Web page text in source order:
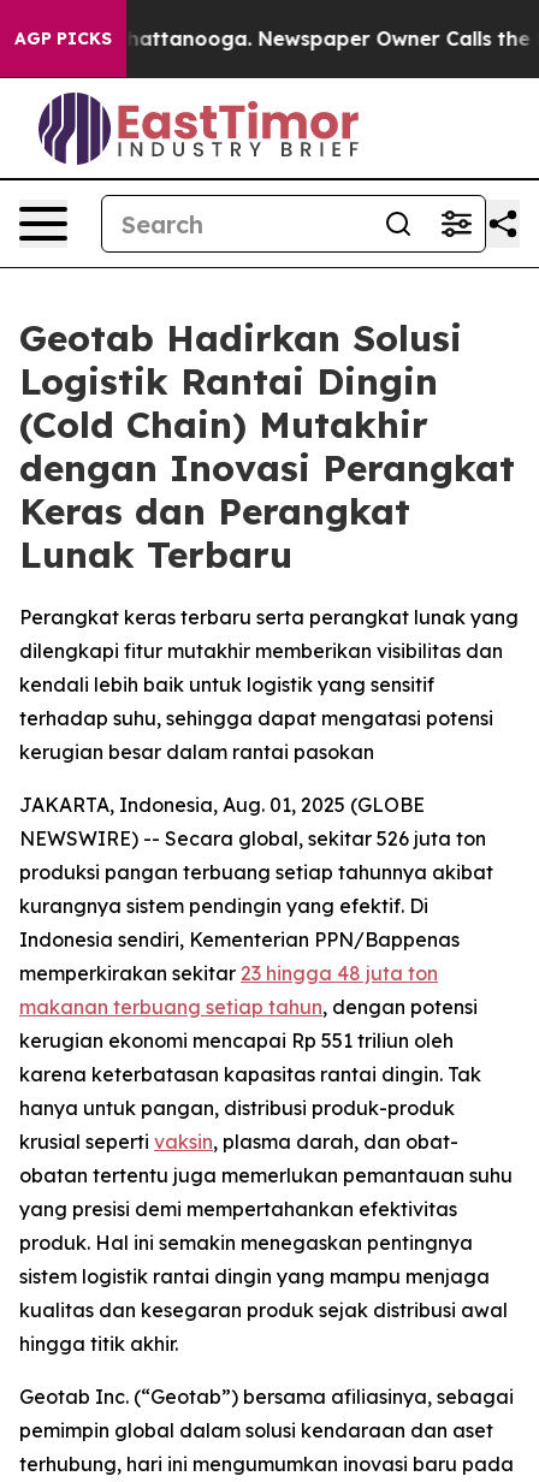
AGP PICKS
in Chattanooga. Newspaper Owner Calls the
Geotab Hadirkan Solusi
Logistik Rantai Dingin
(Cold Chain) Mutakhir
dengan Inovasi Perangkat
Keras dan Perangkat
Lunak Terbaru
Perangkat keras terbaru serta perangkat lunak yang
dilengkapi fitur mutakhir memberikan visibilitas dan
kendali lebih baik untuk logistik yang sensitif
terhadap suhu, sehingga dapat mengatasi potensi
kerugian besar dalam rantai pasokan
JAKARTA, Indonesia, Aug. 01, 2025 (GLOBE
NEWSWIRE) -- Secara global, sekitar 526 juta ton
produksi pangan terbuang setiap tahunnya akibat
kurangnya sistem pendingin yang efektif. Di
Indonesia sendiri, Kementerian PPN/Bappenas
memperkirakan sekitar 23 hingga 48 juta ton
makanan terbuang setiap tahun, dengan potensi
kerugian ekonomi mencapai Rp 551 triliun oleh
karena keterbatasan kapasitas rantai dingin. Tak
hanya untuk pangan, distribusi produk-produk
krusial seperti vaksin, plasma darah, dan obat-
obatan tertentu juga memerlukan pemantauan suhu
yang presisi demi mempertahankan efektivitas
produk. Hal ini semakin menegaskan pentingnya
sistem logistik rantai dingin yang mampu menjaga
kualitas dan kesegaran produk sejak distribusi awal
hingga titik akhir.
Geotab Inc. (“Geotab”) bersama afiliasinya, sebagai
pemimpin global dalam solusi kendaraan dan aset
terhubung, hari ini mengumumkan inovasi baru pada